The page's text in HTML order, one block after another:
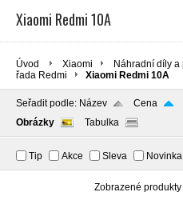
Xiaomi Redmi 10A
Úvod Xiaomi Náhradní díly a
řada Redmi
Xiaomi Redmi 10A
Seřadit podle: Název
Cena
Obrázky
Tabulka
Tip Akce Sleva Novinka
Zobrazené produkty